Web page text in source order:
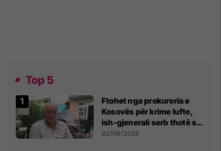
Top 5
Ftohet nga prokuroria e
Kosovës për krime lufte,
ish-gjenerali serb thotë se
dikush e tradhtoi në
02/08/2026